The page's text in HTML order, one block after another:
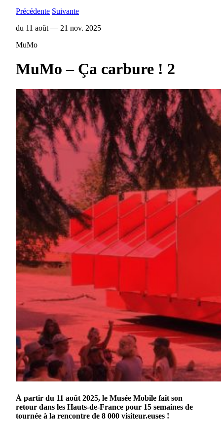
Précédente Suivante
du 11 août — 21 nov. 2025
MuMo
MuMo – Ça carbure ! 2
À partir du 11 août 2025, le Musée Mobile fait son
retour dans les Hauts-de-France pour 15 semaines de
tournée à la rencontre de 8 000 visiteur.euses !